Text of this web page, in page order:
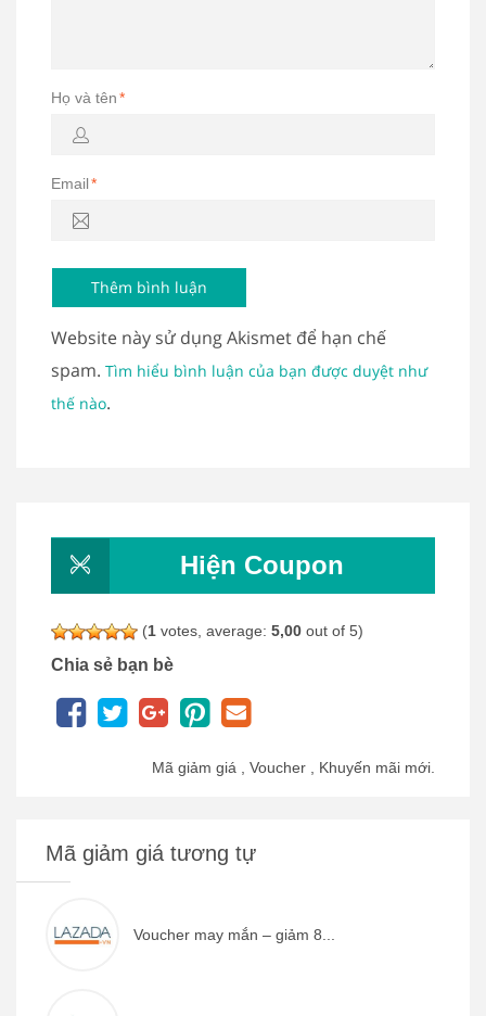
Họ và tên*
Email*
Website này sử dụng Akismet để hạn chế
spam. Tìm hiểu bình luận của bạn được duyệt như
thế nào.
Hiện Coupon
(1 votes, average: 5,00 out of 5)
Chia sẻ bạn bè
Mã giảm giá , Voucher , Khuyến mãi mới.
Mã giảm giá tương tự
Voucher may mắn – giảm 8...